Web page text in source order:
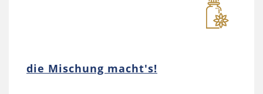
die Mischung macht's!